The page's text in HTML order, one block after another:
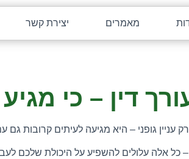
מאמרים יצירת קשר
דין – כי
– כל אלה עלולים להשפיע על היכולת שלכם